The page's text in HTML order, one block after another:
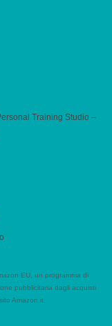
Training Studio –
EU, un programma di
pubblicitaria dagli acquisti
Amazon.it.